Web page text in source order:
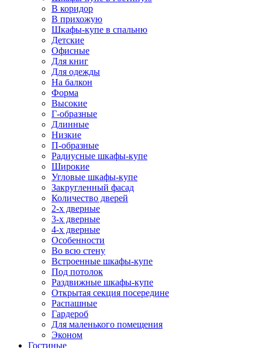
В коридор
В прихожую
Шкафы-купе в спальню
Детские
Офисные
Для книг
Для одежды
На балкон
Форма
Высокие
Г-образные
Длинные
Низкие
П-образные
Радиусные шкафы-купе
Широкие
Угловые шкафы-купе
Закругленный фасад
Количество дверей
2-х дверные
3-х дверные
4-х дверные
Особенности
Во всю стену
Встроенные шкафы-купе
Под потолок
Раздвижные шкафы-купе
Открытая секция посередине
Распашные
Гардероб
Для маленького помещения
Эконом
Гостиные